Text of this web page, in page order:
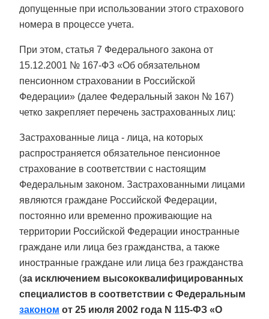
допущенные при использовании этого страхового
номера в процессе учета.
При этом, статья 7 Федерального закона от
15.12.2001 № 167-ФЗ «Об обязательном
пенсионном страховании в Российской
Федерации» (далее Федеральный закон № 167)
четко закрепляет перечень застрахованных лиц:
Застрахованные лица - лица, на которых
распространяется обязательное пенсионное
страхование в соответствии с настоящим
Федеральным законом. Застрахованными лицами
являются граждане Российской Федерации,
постоянно или временно проживающие на
территории Российской Федерации иностранные
граждане или лица без гражданства, а также
иностранные граждане или лица без гражданства
(за исключением высококвалифицированных
специалистов в соответствии с Федеральным
законом от 25 июля 2002 года N 115-ФЗ «О